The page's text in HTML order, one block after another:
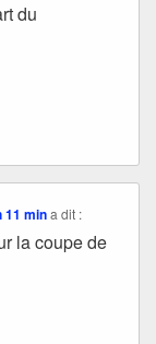
du
11 min a dit :
la coupe de